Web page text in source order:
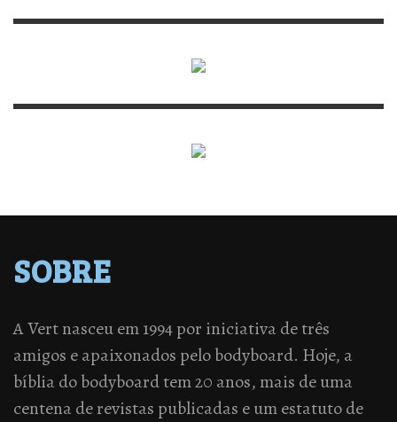
SOBRE
A Vert nasceu em 1994 por iniciativa de três
amigos e apaixonados pelo bodyboard. Hoje, a
bíblia do bodyboard tem 20 anos, mais de uma
centena de revistas publicadas e um estatuto de